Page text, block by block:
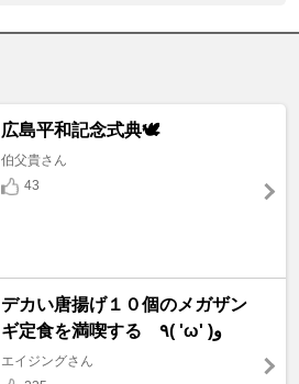
広島平和記念式典🕊️
伯父貴さん
43
デカい唐揚げ１０個のメガザン
ギ定食を満喫する ٩( 'ω' )و
エイジングさん